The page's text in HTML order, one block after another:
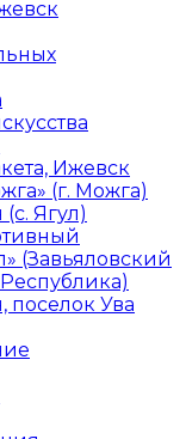
Ижевск
(г. Можга)
Ягул)
(Завьяловский
Ува